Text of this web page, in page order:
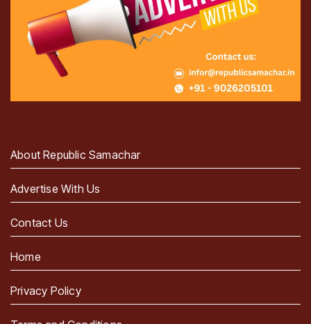
About Republic Samachar
Advertise With Us
Contact Us
Home
Privacy Policy